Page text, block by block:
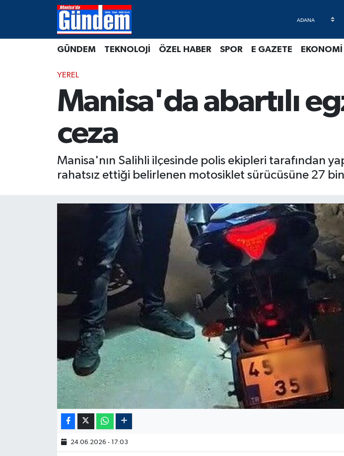
GÜNDEM TEKNOLOJİ ÖZEL HABER SPOR E GAZETE EKONOMİ
YEREL
Manisa'da abartılı
ceza
Manisa'nın Salihli ilçesinde polis ekipleri tarafından
rahatsız ettiği belirlenen motosiklet sürücüsüne 27
24.06.2026 - 17:03
Manisa Hava Durumu
Süper Lig Puan Durumu ve Fikstür
Tüm Manşetler
Son Dakika Haberleri
Haber Arşivi